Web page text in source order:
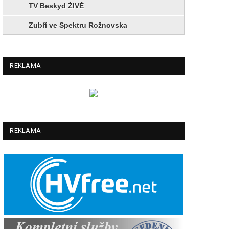
TV Beskyd ŽIVĚ
Zubří ve Spektru Rožnovska
REKLAMA
REKLAMA